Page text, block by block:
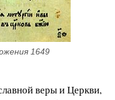
1649
веры и Церкви,